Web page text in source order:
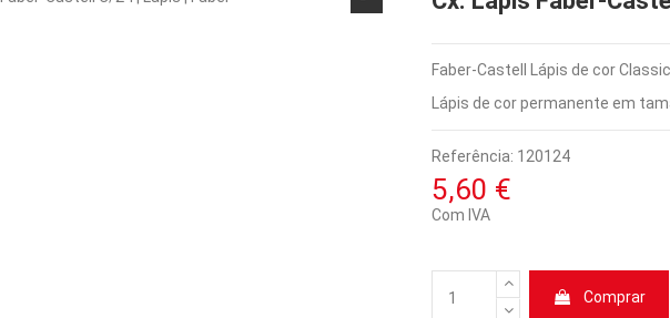
Faber-Castell Lápis de cor
Lápis de cor permanente em
Referência: 120124
5,60 €
Com IVA
Comprar